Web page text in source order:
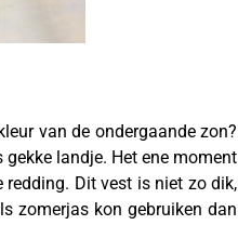
van de ondergaande zon?
landje. Het ene moment
redding. Dit vest is niet zo dik,
zomerjas kon gebruiken dan